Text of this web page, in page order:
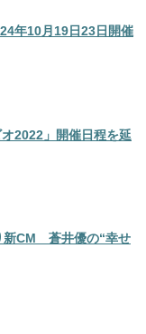
年10月19日23日開催
2022」開催日程を延
新CM 蒼井優の“幸せ